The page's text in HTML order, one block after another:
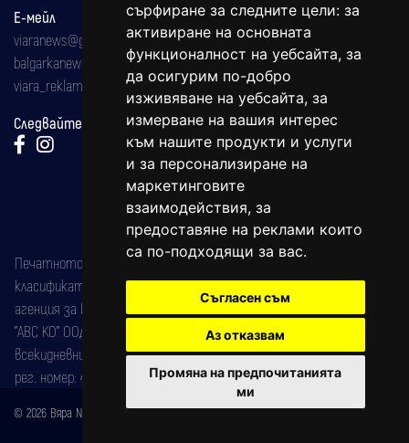
сърфиране за следните цели: за
активиране на основната
функционалност на уебсайта, за
да осигурим по-добро
изживяване на уебсайта, за
измерване на вашия интерес
към нашите продукти и услуги
и за персонализиране на
маркетинговите
взаимодействия, за
предоставяне на реклами които
са по-подходящи за вас.
Съгласен съм
Аз отказвам
Промяна на предпочитанията
ми
Е-мейл
viaranews@gmail.com
balgarkanews@gmail.com
viara_reklama@mail.bg
Следвайте ни:
Печатното издание на вестника е регистрирано в националния
класификатор на печатните издания (Българска национална
агенция за ISSN) под номер: ISSN 1312-4722.
"АВС КО" ООД е притежател на марката: Вяра информационен
всекидневник на югозападна България, със свидетелство за марка
рег. номер: 47857/11.05.2004 година.
© 2026 Вяра News Всички права запазени!